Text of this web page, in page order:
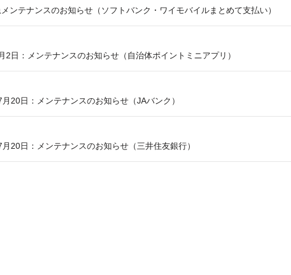
ンテナンスのお知らせ（ソフトバンク・ワイモバイルまとめて支払い）
2日：メンテナンスのお知らせ（自治体ポイントミニアプリ）
20日：メンテナンスのお知らせ（JAバンク）
20日：メンテナンスのお知らせ（三井住友銀行）